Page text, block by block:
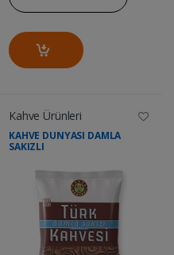
Kahve Ürünleri
KAHVE DUNYASI DAMLA
SAKIZLI